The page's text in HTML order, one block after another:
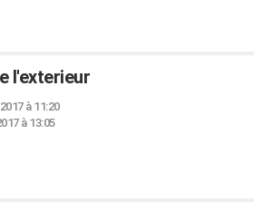
l'exterieur
à 11:20
à 13:05